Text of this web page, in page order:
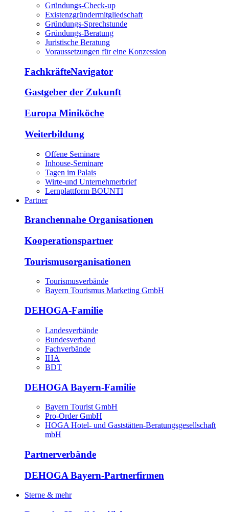
Gründungs-Check-up
Existenzgründermitgliedschaft
Gründungs-Sprechstunde
Gründungs-Beratung
Juristische Beratung
Voraussetzungen für eine Konzession
FachkräfteNavigator
Gastgeber der Zukunft
Europa Miniköche
Weiterbildung
Offene Seminare
Inhouse-Seminare
Tagen im Palais
Wirte-und Unternehmerbrief
Lernplattform BOUNTI
Partner
Branchennahe Organisationen
Kooperationspartner
Tourismusorganisationen
Tourismusverbände
Bayern Tourismus Marketing GmbH
DEHOGA-Familie
Landesverbände
Bundesverband
Fachverbände
IHA
BDT
DEHOGA Bayern-Familie
Bayern Tourist GmbH
Pro-Order GmbH
HOGA Hotel- und Gaststätten-Beratungsgesellschaft
mbH
Partnerverbände
DEHOGA Bayern-Partnerfirmen
Sterne & mehr